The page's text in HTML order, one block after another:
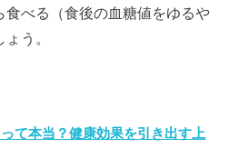
食べる（食後の血糖値をゆるや
う。
て本当？健康効果を引き出す上